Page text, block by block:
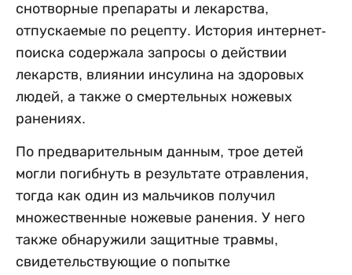
снотворные препараты и лекарства,
отпускаемые по рецепту. История интернет-
поиска содержала запросы о действии
лекарств, влиянии инсулина на здоровых
людей, а также о смертельных ножевых
ранениях.
По предварительным данным, трое детей
могли погибнуть в результате отравления,
тогда как один из мальчиков получил
множественные ножевые ранения. У него
также обнаружили защитные травмы,
свидетельствующие о попытке